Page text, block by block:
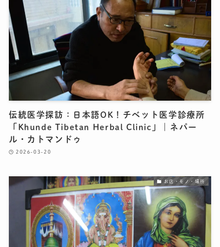
伝統医学探訪：日本語OK！チベット医学診療所
「Khunde Tibetan Herbal Clinic」｜ネパー
ル・カトマンドゥ
2026-03-20
お店・モノ・場所